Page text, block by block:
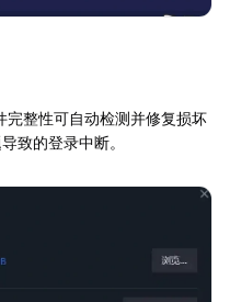
整性可自动检测并修复损坏
致的登录中断。